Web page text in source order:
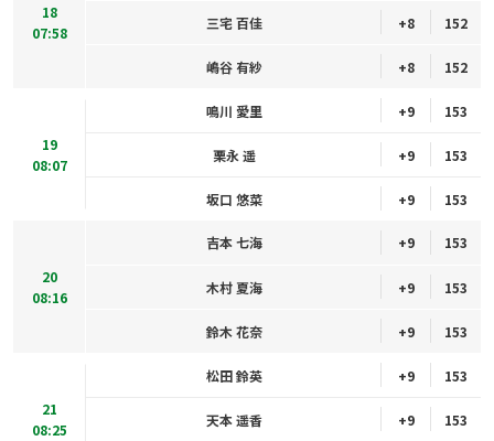
18
07:58
三宅 百佳 +8 152
嶋谷 有紗 +8 152
19
08:07
鳴川 愛里 +9 153
栗永 遥 +9 153
坂口 悠菜 +9 153
20
08:16
吉本 七海 +9 153
木村 夏海 +9 153
鈴木 花奈 +9 153
21
08:25
松田 鈴英 +9 153
天本 遥香 +9 153